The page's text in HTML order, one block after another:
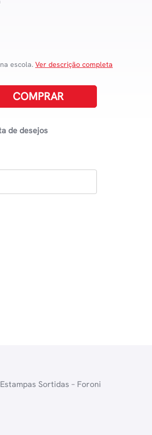
escola.Ver descrição completa
COMPRAR
de desejos
Sortidas – Foroni